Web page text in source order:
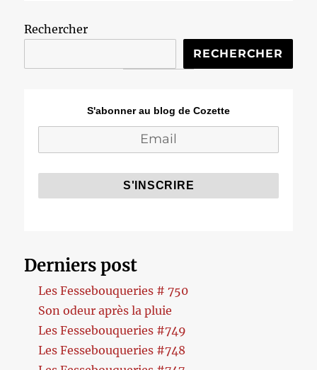
Rechercher
RECHERCHER
S'abonner au blog de Cozette
Derniers post
Les Fessebouqueries # 750
Son odeur après la pluie
Les Fessebouqueries #749
Les Fessebouqueries #748